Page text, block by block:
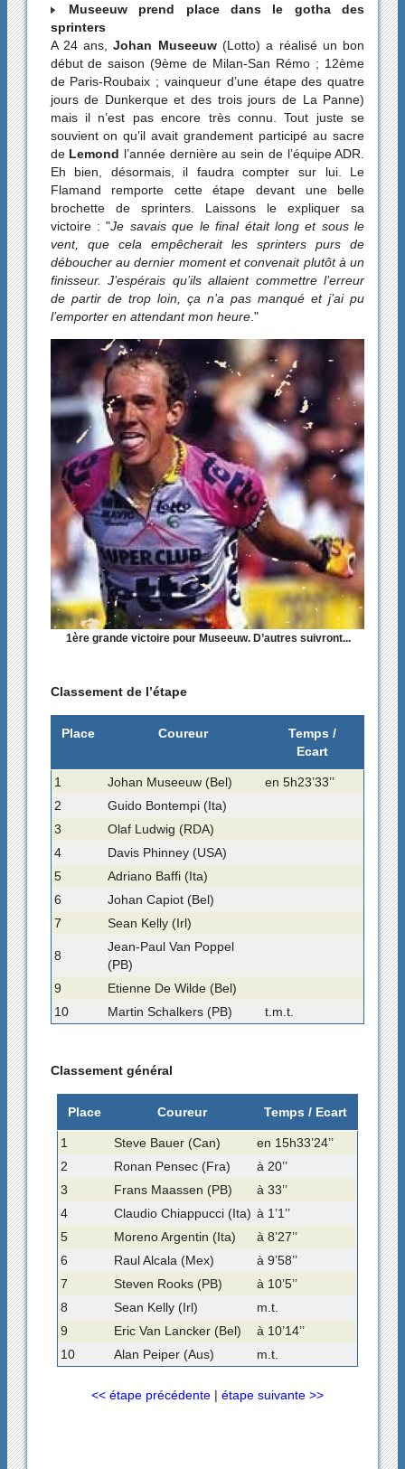
Museeuw prend place dans le gotha des
sprinters
A 24 ans,Johan Museeuw(Lotto) a réalisé un bon
début de saison (9ème de Milan-San Rémo ; 12ème
de Paris-Roubaix ; vainqueur d’une étape des quatre
jours de Dunkerque et des trois jours de La Panne)
mais il n’est pas encore très connu. Tout juste se
souvient on qu’il avait grandement participé au sacre
deLemond l’année dernière au sein de l’équipe ADR.
Eh bien, désormais, il faudra compter sur lui. Le
Flamand remporte cette étape devant une belle
brochette de sprinters. Laissons le expliquer sa
victoire : "Je savais que le final était long et sous le
vent, que cela empêcherait les sprinters purs de
déboucher au dernier moment et convenait plutôt à un
finisseur. J’espérais qu’ils allaient commettre l’erreur
de partir de trop loin, ça n’a pas manqué et j’ai pu
l’emporter en attendant mon heure."
1ère grande victoire pour Museeuw. D’autres suivront...
Classement de l’étape
Place Coureur
Temps /
Ecart
1 Johan Museeuw (Bel)
en 5h23’33’’
2
Guido Bontempi (Ita)
3
Olaf Ludwig (RDA)
4
Davis Phinney (USA)
5
Adriano Baffi (Ita)
6
Johan Capiot (Bel)
7
Sean Kelly (Irl)
8
Jean-Paul Van Poppel
(PB)
9
Etienne De Wilde (Bel)
10
Martin Schalkers (PB) t.m.t.
Classement général
Place Coureur Temps / Ecart
1 Steve Bauer (Can)
en 15h33’24’’
2
Ronan Pensec (Fra)
à 20’’
3
Frans Maassen (PB)
à 33’’
4
Claudio Chiappucci (Ita) à 1’1’’
5
Moreno Argentin (Ita)
à 8’27’’
6
Raul Alcala (Mex)
à 9’58’’
7
Steven Rooks (PB)
à 10’5’’
8
Sean Kelly (Irl)
m.t.
9
Eric Van Lancker (Bel)
à 10’14’’
10
Alan Peiper (Aus) m.t.
<< étape précédente| étape suivante >>